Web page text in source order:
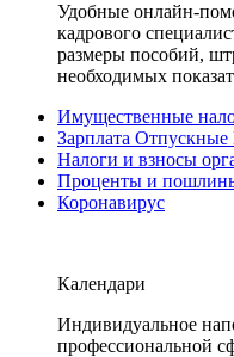
Удобные онлайн-
кадрового
размеры пособий,
необходимых
Имущественные
Зарплата
Налоги и взносы
Проценты и
Коронавирус
Календари
Индивидуальное
профессиональной